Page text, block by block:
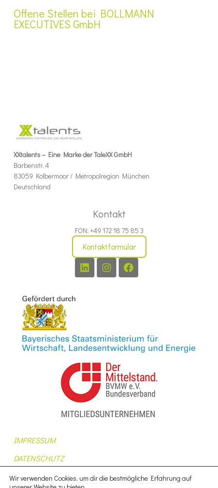
Offene Stellen bei BOLLMANN
EXECUTIVES GmbH
XXtalents – Eine Marke der TaleXX GmbH
Barbenstr. 4
83059 Kolbermoor / Metropolregion München
Deutschland
Kontakt
FON: +49 172 18 75 85 3
Kontaktformular
IMPRESSUM
DATENSCHUTZ
AUFTRAGSDATENVERARBEITUNG
Wir verwenden Cookies, um dir die bestmögliche Erfahrung auf